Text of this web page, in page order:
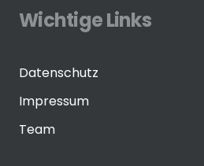
Wichtige Links
Datenschutz
Impressum
Team